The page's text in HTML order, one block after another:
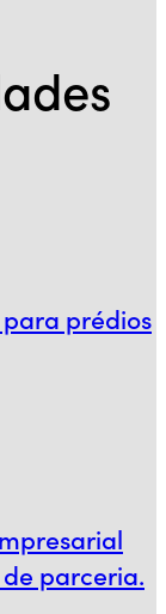
para prédios
parceria.